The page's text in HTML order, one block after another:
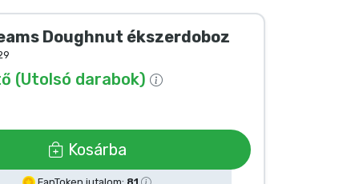
Doughnut ékszerdoboz
(Utolsó darabok)
Kosárba